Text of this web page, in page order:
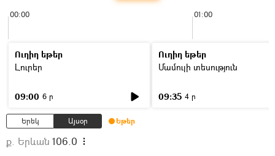
00:00 01:00
Ուղիղ եթեր
Լուրեր
09:00 6 ր
Ուղիղ եթեր
Մամուլի տեսություն
09:35 4 ր
Երեկ Այսօր Եթեր
ք. Երևան 106.0